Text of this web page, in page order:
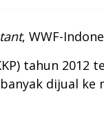
, WWF-
tahun
dijual ke